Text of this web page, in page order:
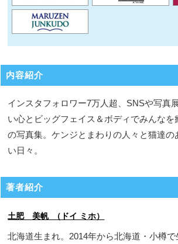
内容紹介
インスタフォロワー7万人超、SNSや写
い心とビッグフェイス＆ボディでみんなを
の写真集。ケンジとまわりの人々と猫達の
い日々。
著者紹介
土肥 美帆 （ドイ ミホ）
北海道生まれ。2014年から北海道・小樽